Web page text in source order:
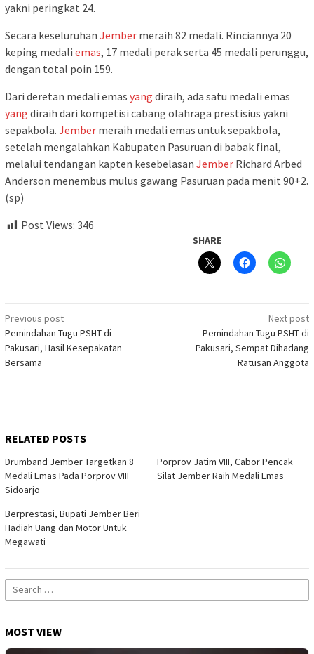
yakni peringkat 24.
Secara keseluruhan Jember meraih 82 medali. Rinciannya 20
keping medali emas, 17 medali perak serta 45 medali perunggu,
dengan total poin 159.
Dari deretan medali emas yang diraih, ada satu medali emas
yang diraih dari kompetisi cabang olahraga prestisius yakni
sepakbola. Jember meraih medali emas untuk sepakbola,
setelah mengalahkan Kabupaten Pasuruan di babak final,
melalui tendangan kapten kesebelasan Jember Richard Arbed
Anderson menembus mulus gawang Pasuruan pada menit 90+2.
(sp)
Post Views: 346
SHARE
Post
navigation
Previous post
Pemindahan Tugu PSHT di
Pakusari, Hasil Kesepakatan
Bersama
Next post
Pemindahan Tugu PSHT di
Pakusari, Sempat Dihadang
Ratusan Anggota
RELATED POSTS
Drumband Jember Targetkan 8
Medali Emas Pada Porprov VIII
Sidoarjo
Porprov Jatim VIII, Cabor Pencak
Silat Jember Raih Medali Emas
Berprestasi, Bupati Jember Beri
Hadiah Uang dan Motor Untuk
Megawati
Search
for:
MOST VIEW